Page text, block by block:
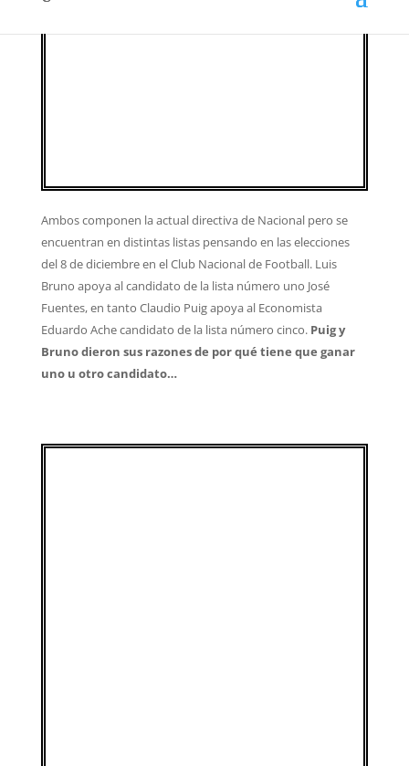
Ambos componen la actual directiva de Nacional pero se
encuentran en distintas listas pensando en las elecciones
del 8 de diciembre en el Club Nacional de Football. Luis
Bruno apoya al candidato de la lista número uno José
Fuentes, en tanto Claudio Puig apoya al Economista
Eduardo Ache candidato de la lista número cinco.Puig y
Bruno dieron sus razones de por qué tiene que ganar
uno u otro candidato…